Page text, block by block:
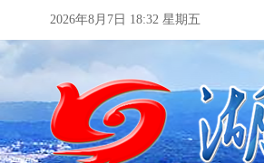
2026年8月7日 18:32 星期五